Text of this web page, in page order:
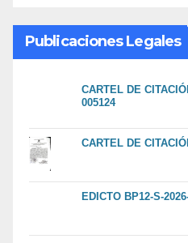
Publicaciones Legales
CARTEL DE
005124
CARTEL DE
EDICTO BP12-S-